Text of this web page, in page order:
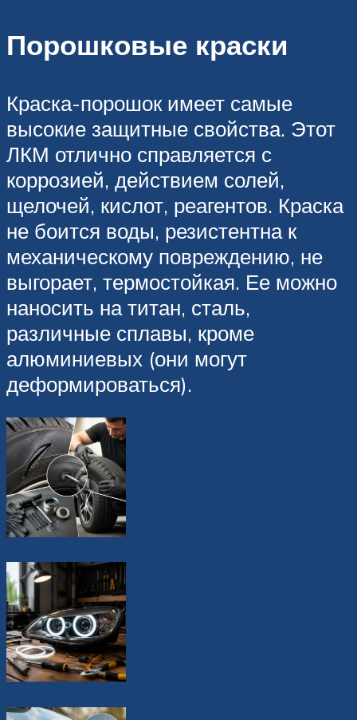
Порошковые краски
Краска-порошок имеет самые
высокие защитные свойства. Этот
ЛКМ отлично справляется с
коррозией, действием солей,
щелочей, кислот, реагентов. Краска
не боится воды, резистентна к
механическому повреждению, не
выгорает, термостойкая. Ее можно
наносить на титан, сталь,
различные сплавы, кроме
алюминиевых (они могут
деформироваться).